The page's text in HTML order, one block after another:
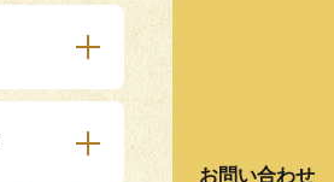
お問い合わせ